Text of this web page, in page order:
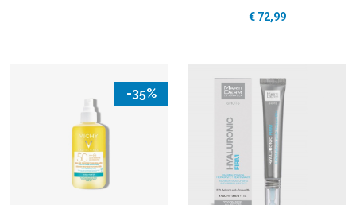
€ 72,99
-35%